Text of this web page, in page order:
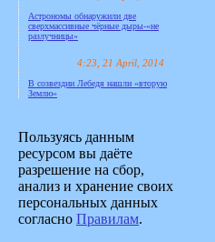
Астрономы обнаружили две
сверхмассивные чёрные дыры-«не
разлучницы»
4:23, 21 April, 2014
В созвездии Лебедя нашли «вторую
Землю»
Пользуясь данным
ресурсом вы даёте
разрешение на сбор,
анализ и хранение своих
персональных данных
согласно Правилам.